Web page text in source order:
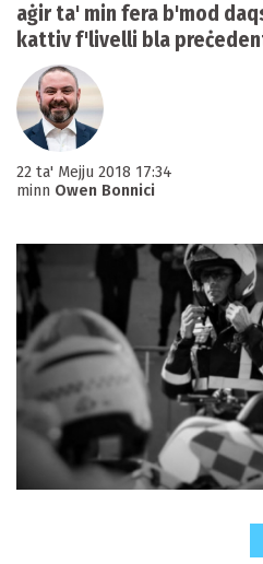
aġir ta' min fera b'mod
kattiv f'livelli bla
22 ta' Mejju 2018 17:34
minn Owen Bonnici